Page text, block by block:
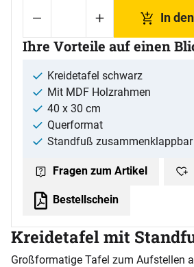
In
Ihre Vorteile auf einen
Kreidetafel schwarz
Mit MDF Holzrahmen
40 x 30 cm
Querformat
Standfuß zusammenklappbar
Fragen zum Artikel
Bestellschein
Kreidetafel mit
Großformatige Tafel zum Aufstellen